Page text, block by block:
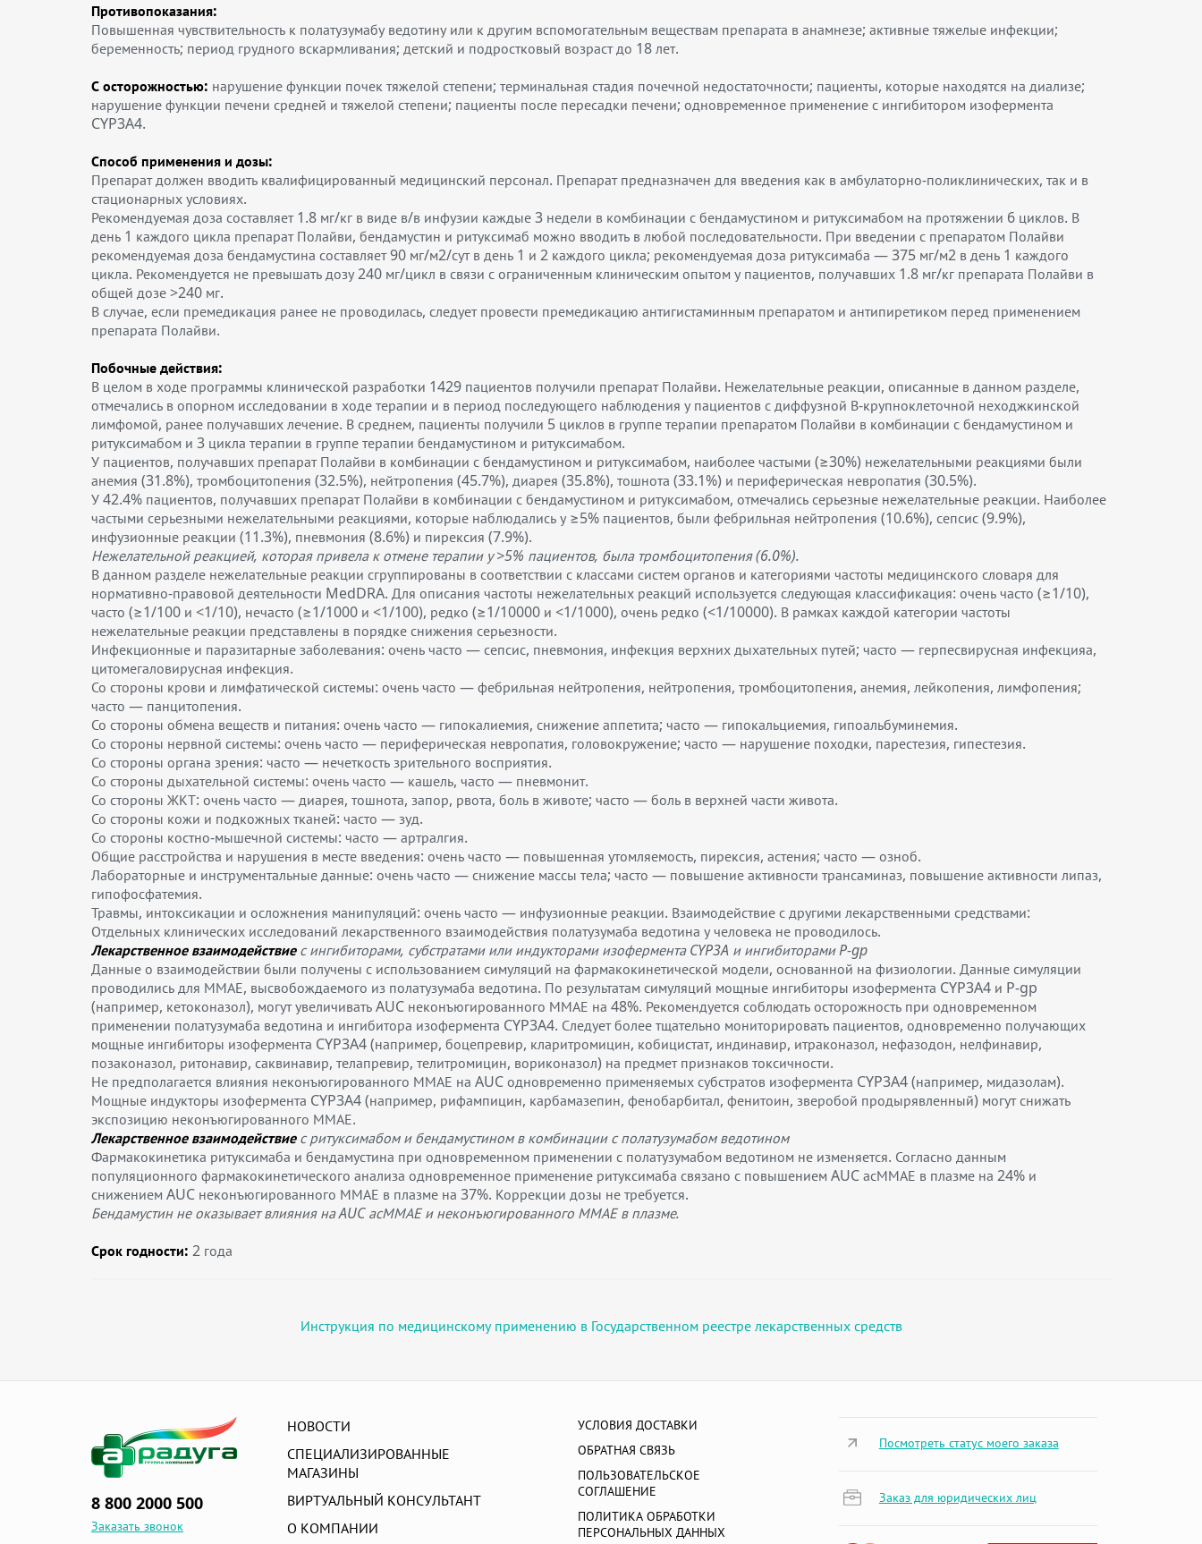
Противопоказания:
Повышенная чувствительность к полатузумабу ведотину или к другим вспомогательным веществам препарата в анамнезе; активные тяжелые инфекции;
беременность; период грудного вскармливания; детский и подростковый возраст до 18 лет.
С осторожностью: нарушение функции почек тяжелой степени; терминальная стадия почечной недостаточности; пациенты, которые находятся на диализе;
нарушение функции печени средней и тяжелой степени; пациенты после пересадки печени; одновременное применение с ингибитором изофермента
CYP3A4.
Способ применения и дозы:
Препарат должен вводить квалифицированный медицинский персонал. Препарат предназначен для введения как в амбулаторно-поликлинических, так и в
стационарных условиях.
Рекомендуемая доза составляет 1.8 мг/кг в виде в/в инфузии каждые 3 недели в комбинации с бендамустином и ритуксимабом на протяжении 6 циклов. В
день 1 каждого цикла препарат Полайви, бендамустин и ритуксимаб можно вводить в любой последовательности. При введении с препаратом Полайви
рекомендуемая доза бендамустина составляет 90 мг/м2/сут в день 1 и 2 каждого цикла; рекомендуемая доза ритуксимаба — 375 мг/м2 в день 1 каждого
цикла. Рекомендуется не превышать дозу 240 мг/цикл в связи с ограниченным клиническим опытом у пациентов, получавших 1.8 мг/кг препарата Полайви в
общей дозе >240 мг.
В случае, если премедикация ранее не проводилась, следует провести премедикацию антигистаминным препаратом и антипиретиком перед применением
препарата Полайви.
Побочные действия:
В целом в ходе программы клинической разработки 1429 пациентов получили препарат Полайви. Нежелательные реакции, описанные в данном разделе,
отмечались в опорном исследовании в ходе терапии и в период последующего наблюдения у пациентов с диффузной В-крупноклеточной неходжкинской
лимфомой, ранее получавших лечение. В среднем, пациенты получили 5 циклов в группе терапии препаратом Полайви в комбинации с бендамустином и
ритуксимабом и 3 цикла терапии в группе терапии бендамустином и ритуксимабом.
У пациентов, получавших препарат Полайви в комбинации с бендамустином и ритуксимабом, наиболее частыми (≥30%) нежелательными реакциями были
анемия (31.8%), тромбоцитопения (32.5%), нейтропения (45.7%), диарея (35.8%), тошнота (33.1%) и периферическая невропатия (30.5%).
У 42.4% пациентов, получавших препарат Полайви в комбинации с бендамустином и ритуксимабом, отмечались серьезные нежелательные реакции. Наиболее
частыми серьезными нежелательными реакциями, которые наблюдались у ≥5% пациентов, были фебрильная нейтропения (10.6%), сепсис (9.9%),
инфузионные реакции (11.3%), пневмония (8.6%) и пирексия (7.9%).
Нежелательной реакцией, которая привела к отмене терапии у >5% пациентов, была тромбоцитопения (6.0%).
В данном разделе нежелательные реакции сгруппированы в соответствии с классами систем органов и категориями частоты медицинского словаря для
нормативно-правовой деятельности MedDRA. Для описания частоты нежелательных реакций используется следующая классификация: очень часто (≥1/10),
часто (≥1/100 и <1/10), нечасто (≥1/1000 и <1/100), редко (≥1/10000 и <1/1000), очень редко (<1/10000). В рамках каждой категории частоты
нежелательные реакции представлены в порядке снижения серьезности.
Инфекционные и паразитарные заболевания: очень часто — сепсис, пневмония, инфекция верхних дыхательных путей; часто — герпесвирусная инфекцияа,
цитомегаловирусная инфекция.
Со стороны крови и лимфатической системы: очень часто — фебрильная нейтропения, нейтропения, тромбоцитопения, анемия, лейкопения, лимфопения;
часто — панцитопения.
Со стороны обмена веществ и питания: очень часто — гипокалиемия, снижение аппетита; часто — гипокальциемия, гипоальбуминемия.
Со стороны нервной системы: очень часто — периферическая невропатия, головокружение; часто — нарушение походки, парестезия, гипестезия.
Со стороны органа зрения: часто — нечеткость зрительного восприятия.
Со стороны дыхательной системы: очень часто — кашель, часто — пневмонит.
Со стороны ЖКТ: очень часто — диарея, тошнота, запор, рвота, боль в животе; часто — боль в верхней части живота.
Со стороны кожи и подкожных тканей: часто — зуд.
Со стороны костно-мышечной системы: часто — артралгия.
Общие расстройства и нарушения в месте введения: очень часто — повышенная утомляемость, пирексия, астения; часто — озноб.
Лабораторные и инструментальные данные: очень часто — снижение массы тела; часто — повышение активности трансаминаз, повышение активности липаз,
гипофосфатемия.
Травмы, интоксикации и осложнения манипуляций: очень часто — инфузионные реакции. Взаимодействие с другими лекарственными средствами:
Отдельных клинических исследований лекарственного взаимодействия полатузумаба ведотина у человека не проводилось.
Лекарственное взаимодействиес ингибиторами, субстратами или индукторами изофермента CYP3A и ингибиторами P-gp
Данные о взаимодействии были получены с использованием симуляций на фармакокинетической модели, основанной на физиологии. Данные симуляции
проводились для ММАЕ, высвобождаемого из полатузумаба ведотина. По результатам симуляций мощные ингибиторы изофермента CYP3A4 и P-gp
(например, кетоконазол), могут увеличивать AUC неконъюгированного ММАЕ на 48%. Рекомендуется соблюдать осторожность при одновременном
применении полатузумаба ведотина и ингибитора изофермента CYP3A4. Следует более тщательно мониторировать пациентов, одновременно получающих
мощные ингибиторы изофермента CYP3A4 (например, боцепревир, кларитромицин, кобицистат, индинавир, итраконазол, нефазодон, нелфинавир,
позаконазол, ритонавир, саквинавир, телапревир, телитромицин, вориконазол) на предмет признаков токсичности.
Не предполагается влияния неконъюгированного ММАЕ на AUC одновременно применяемых субстратов изофермента CYP3A4 (например, мидазолам).
Мощные индукторы изофермента CYP3A4 (например, рифампицин, карбамазепин, фенобарбитал, фенитоин, зверобой продырявленный) могут снижать
экспозицию неконъюгированного ММАЕ.
Лекарственное взаимодействиес ритуксимабом и бендамустином в комбинации с полатузумабом ведотином
Фармакокинетика ритуксимаба и бендамустина при одновременном применении с полатузумабом ведотином не изменяется. Согласно данным
популяционного фармакокинетического анализа одновременное применение ритуксимаба связано с повышением AUC асММАЕ в плазме на 24% и
снижением AUC неконъюгированного ММАЕ в плазме на 37%. Коррекции дозы не требуется.
Бендамустин не оказывает влияния на AUC асММАЕ и неконъюгированного ММАЕ в плазме.
Срок годности: 2 года
Инструкция по медицинскому применению в Государственном реестре лекарственных средств
8 800 2000 500
Заказать звонок
НОВОСТИ
СПЕЦИАЛИЗИРОВАННЫЕ
МАГАЗИНЫ
ВИРТУАЛЬНЫЙ КОНСУЛЬТАНТ
О КОМПАНИИ
УСЛОВИЯ ДОСТАВКИ
ОБРАТНАЯ СВЯЗЬ
ПОЛЬЗОВАТЕЛЬСКОЕ
СОГЛАШЕНИЕ
ПОЛИТИКА ОБРАБОТКИ
ПЕРСОНАЛЬНЫХ ДАННЫХ
Посмотреть статус моего заказа
Заказ для юридических лиц